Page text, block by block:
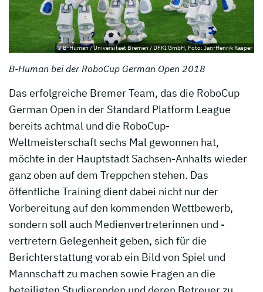
© B-Human / Universitaet Bremen / DFKI GmbH, Foto: Jan-Henrik Kasper
B-Human bei der RoboCup German Open 2018
Das erfolgreiche Bremer Team, das die RoboCup
German Open in der Standard Platform League
bereits achtmal und die RoboCup-
Weltmeisterschaft sechs Mal gewonnen hat,
möchte in der Hauptstadt Sachsen-Anhalts wieder
ganz oben auf dem Treppchen stehen. Das
öffentliche Training dient dabei nicht nur der
Vorbereitung auf den kommenden Wettbewerb,
sondern soll auch Medienvertreterinnen und -
vertretern Gelegenheit geben, sich für die
Berichterstattung vorab ein Bild von Spiel und
Mannschaft zu machen sowie Fragen an die